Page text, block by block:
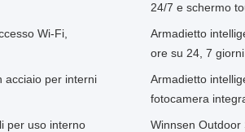
Wi-Fi,
acciaio per interni
per uso interno
24/7 e schermo
Armadietto
ore su 24, 7
Armadietto
fotocamera
Winnsen Outdoor